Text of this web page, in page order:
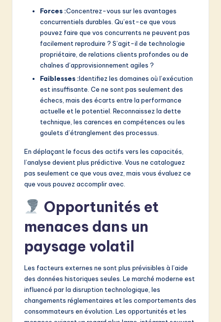
Forces :Concentrez-vous sur les avantages
concurrentiels durables. Qu’est-ce que vous
pouvez faire que vos concurrents ne peuvent pas
facilement reproduire ? S’agit-il de technologie
propriétaire, de relations clients profondes ou de
chaînes d’approvisionnement agiles ?
Faiblesses :Identifiez les domaines où l’exécution
est insuffisante. Ce ne sont pas seulement des
échecs, mais des écarts entre la performance
actuelle et le potentiel. Reconnaissez la dette
technique, les carences en compétences ou les
goulets d’étranglement des processus.
En déplaçant le focus des actifs vers les capacités,
l’analyse devient plus prédictive. Vous ne cataloguez
pas seulement ce que vous avez, mais vous évaluez ce
que vous pouvez accomplir avec.
Opportunités et
menaces dans un
paysage volatil
Les facteurs externes ne sont plus prévisibles à l’aide
des données historiques seules. Le marché moderne est
influencé par la disruption technologique, les
changements réglementaires et les comportements des
consommateurs en évolution. Les opportunités et les